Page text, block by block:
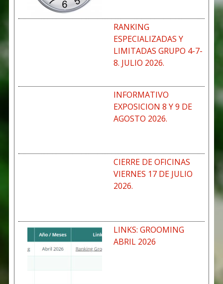
RANKING
ESPECIALIZADAS Y
LIMITADAS GRUPO 4-7-
8. JULIO 2026.
INFORMATIVO
EXPOSICION 8 Y 9 DE
AGOSTO 2026.
CIERRE DE OFICINAS
VIERNES 17 DE JULIO
2026.
LINKS: GROOMING
ABRIL 2026